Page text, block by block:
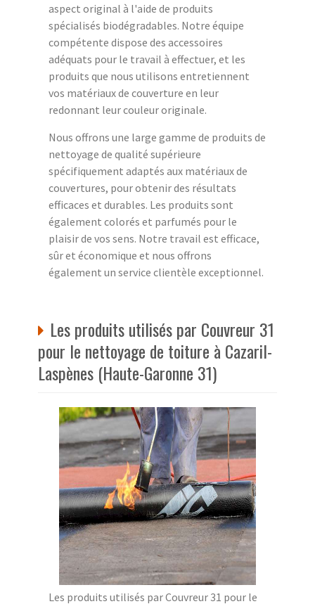
aspect original à l'aide de produits
spécialisés biodégradables. Notre équipe
compétente dispose des accessoires
adéquats pour le travail à effectuer, et les
produits que nous utilisons entretiennent
vos matériaux de couverture en leur
redonnant leur couleur originale.
Nous offrons une large gamme de produits de
nettoyage de qualité supérieure
spécifiquement adaptés aux matériaux de
couvertures, pour obtenir des résultats
efficaces et durables. Les produits sont
également colorés et parfumés pour le
plaisir de vos sens. Notre travail est efficace,
sûr et économique et nous offrons
également un service clientèle exceptionnel.
Les produits utilisés par Couvreur 31
pour le nettoyage de toiture à Cazaril-
Laspènes (Haute-Garonne 31)
Les produits utilisés par Couvreur 31 pour le